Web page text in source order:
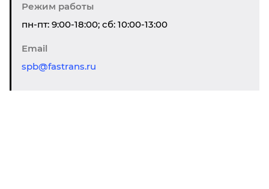
Режим работы
пн-пт: 9:00-18:00; сб: 10:00-13:00
Email
spb@fastrans.ru